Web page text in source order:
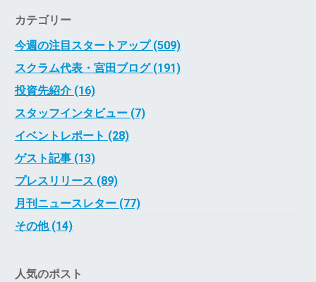
カテゴリー
今週の注目スタートアップ (509)
スクラム代表・宮田ブログ (191)
投資先紹介 (16)
スタッフインタビュー (7)
イベントレポート (28)
ゲスト記事 (13)
プレスリリース (89)
月刊ニュースレター (77)
その他 (14)
人気のポスト